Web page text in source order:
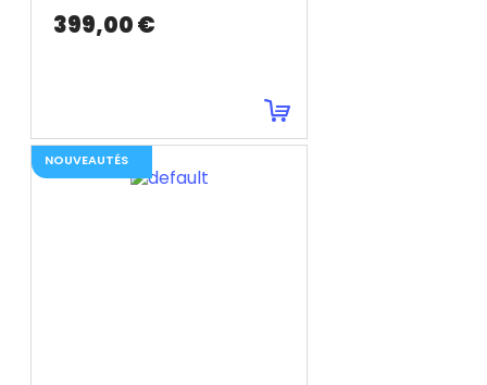
399,00 €
NOUVEAUTÉS